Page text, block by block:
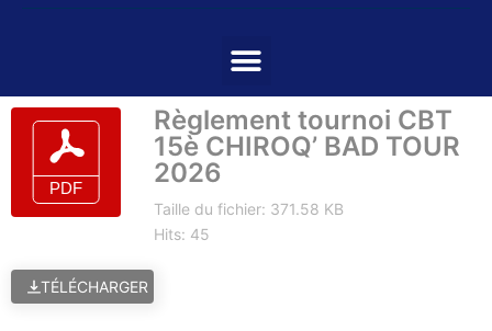
Règlement tournoi CBT
15è CHIROQ’ BAD TOUR
2026
Taille du fichier: 371.58 KB
Hits: 45
TÉLÉCHARGER